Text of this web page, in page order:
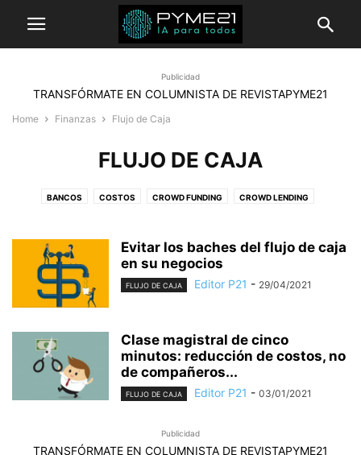
Publicidad
TRANSFÓRMATE EN COLUMNISTA DE REVISTAPYME21
Home Finanzas Flujo de Caja
FLUJO DE CAJA
BANCOS COSTOS CROWD FUNDING CROWD LENDING
Evitar los baches del flujo de caja
en su negocios
FLUJO DE CAJA Editor P21 - 29/04/2021
Clase magistral de cinco
minutos: reducción de costos, no
de compañeros...
FLUJO DE CAJA Editor P21 - 03/01/2021
Publicidad
TRANSFÓRMATE EN COLUMNISTA DE REVISTAPYME21